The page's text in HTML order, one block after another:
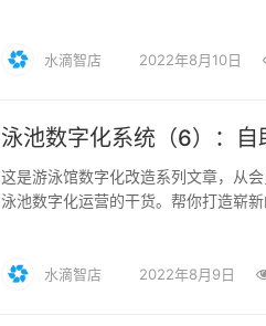
水滴智店 2022年8月10日
泳池数字化系统（6）：自
这是游泳馆数字化改造系列文章，从
泳池数字化运营的干货。帮你打造崭
水滴智店 2022年8月9日